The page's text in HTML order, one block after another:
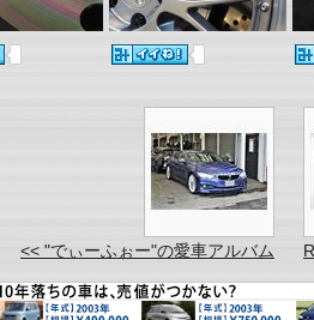
<< "でぃーふぉー"の愛車アルバム